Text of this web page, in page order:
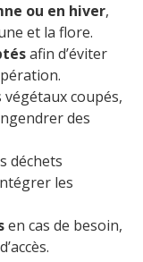
ou en hiver,
et la flore.
afin d’éviter
végétaux coupés,
des
déchets
les
en cas de besoin,